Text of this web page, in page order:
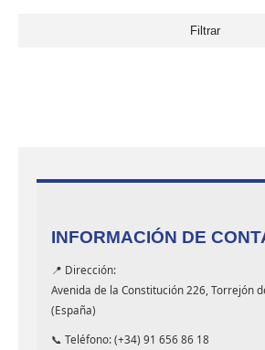
Filtrar
INFORMACIÓN DE
📍 Dirección:
Avenida de la Constitución 226, Torrejón
(España)
📞 Teléfono: (+34) 91 656 86 18